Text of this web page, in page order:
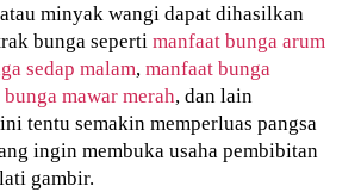
minyak wangi dapat dihasilkan
bunga sepertimanfaat bunga arum
sedap malam,manfaat bunga
mawar merah, dan lain
tentu semakin memperluas pangsa
ingin membuka usaha pembibitan
gambir.